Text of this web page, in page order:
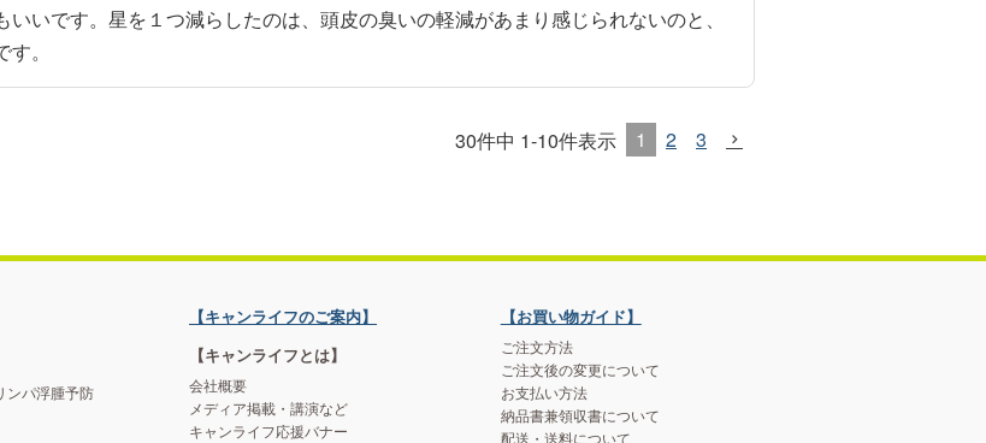
いいです。星を１つ減らしたのは、頭皮の臭いの軽減があまり感じられないのと、
。
30件中 1-10件表示 1 2 3
ンパ浮腫予防
【キャンライフのご案内】
【キャンライフとは】
会社概要
メディア掲載・講演など
キャンライフ応援バナー
【お買い物ガイド】
ご注文方法
ご注文後の変更について
お支払い方法
納品書兼領収書について
配送・送料について